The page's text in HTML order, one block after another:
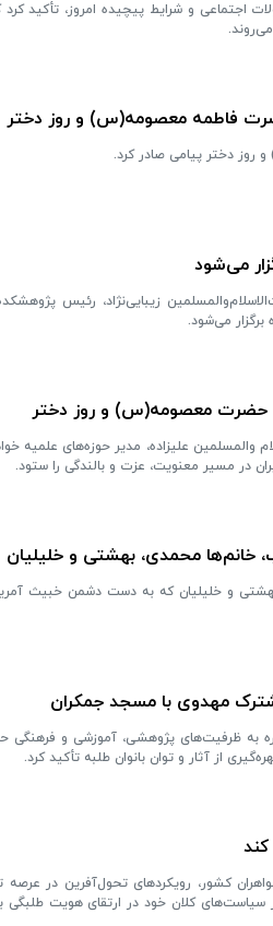
و شرایط پیچیده امروز، تأکید کرد
فاطمه معصومه(س) و روز دختر
دختر پیامی صادر کرد.
می‌شود
زیبایی‌نژاد، رئیس
برگزار می‌شود.
حضرت معصومه(س) و روز دختر
علیزاده، مدیر حوزه‌های علمیه
در مسیر معنویت، عزت و بالندگی را ستود.
خانم‌ها محمدی، بهشتی و خلیلیان
و خلیلیان که به دست دشمن خبیث
مهدوی با مسجد جمکران
به ظرفیت‌های پژوهشی، آموزشی و فرهنگی
از آثار و توان بانوان طلبه تأکید کرد.
کشور، رویکردهای تحول‌آفرین در عرصه
سیاست‌های کلان خود در ارتقای هویت طلبگی